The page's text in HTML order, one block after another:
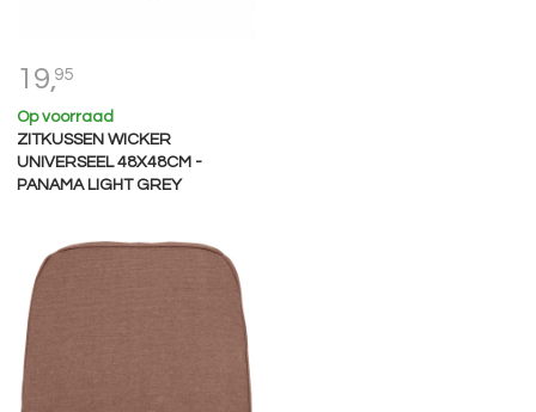
19,95
Op voorraad
ZITKUSSEN WICKER
UNIVERSEEL 48X48CM -
PANAMA LIGHT GREY